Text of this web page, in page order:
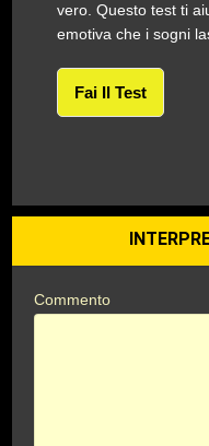
vero. Questo test ti
emotiva che i sogni
Fai Il Test
Commento